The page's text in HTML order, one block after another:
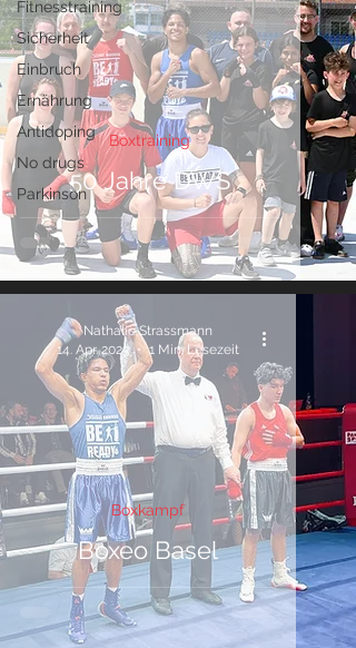
Fitnesstraining
Sicherheit
Einbruch
Ernährung
Antidoping
No drugs
Parkinson50 Jahre DWS
Boxtraining
Boxeo Basel
Boxkampf
Nathalie Strassmann
14. Apr. 2023
1 Min. Lesezeit